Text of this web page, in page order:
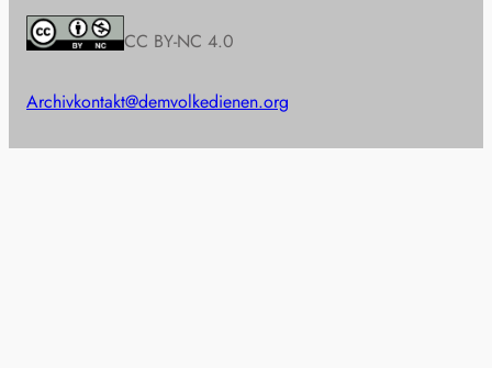
CC BY-NC 4.0
Archivkontakt@demvolkedienen.org